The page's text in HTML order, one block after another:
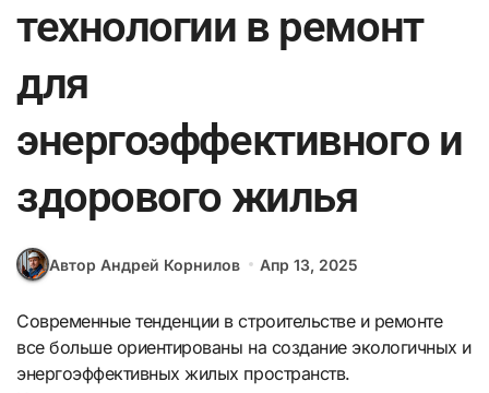
технологии в ремонт
для
энергоэффективного и
здорового жилья
Автор Андрей Корнилов Апр 13, 2025
Современные тенденции в строительстве и ремонте
все больше ориентированы на создание экологичных и
энергоэффективных жилых пространств.